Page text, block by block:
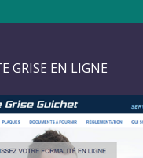
GRISE EN LIGNE